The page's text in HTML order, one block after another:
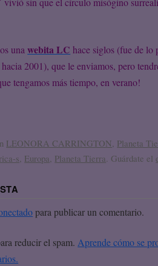
unawebita LC hace siglos (fue de lo
2001), que le enviamos, pero
tengamos más tiempo, en verano!
LEONORA CARRINGTON Planeta
s Europa Planeta Tierra . Guárdate el
para publicar un comentario.
reducir el spam.Aprende cómo se